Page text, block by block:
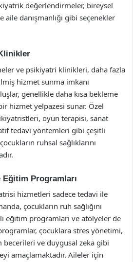
değerlendirmeler, bireysel
danışmanlığı gibi seçenekler
ve psikiyatri klinikleri, daha fazla
hizmet sunma imkanı
genellikle daha kısa bekleme
hizmet yelpazesi sunar. Özel
oyun terapisi, sanat
tedavi yöntemleri gibi çeşitli
ruhsal sağlıklarını
Programları
hizmetleri sadece tedavi ile
çocukların ruh sağlığını
eğitim programları ve atölyeler de
çocuklara stres yönetimi,
becerileri ve duygusal zeka gibi
amaçlamaktadır. Aileler için